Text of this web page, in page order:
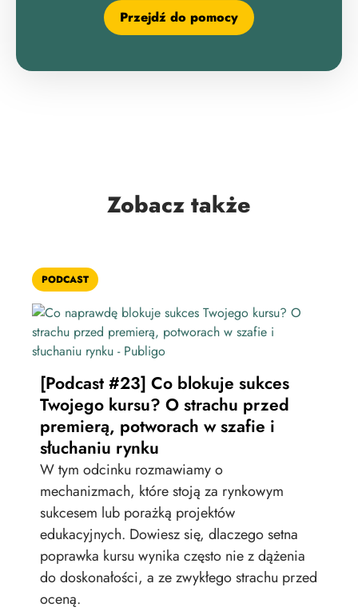
Przejdź do pomocy
Zobacz także
PODCAST
[Podcast #23] Co blokuje sukces
Twojego kursu? O strachu przed
premierą, potworach w szafie i
słuchaniu rynku
W tym odcinku rozmawiamy o
mechanizmach, które stoją za rynkowym
sukcesem lub porażką projektów
edukacyjnych. Dowiesz się, dlaczego setna
poprawka kursu wynika często nie z dążenia
do doskonałości, a ze zwykłego strachu przed
oceną.